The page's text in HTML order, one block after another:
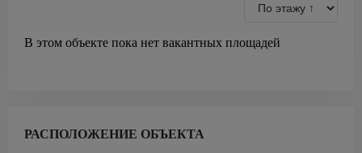
В этом объекте пока нет вакантных площадей
РАСПОЛОЖЕНИЕ ОБЪЕКТА